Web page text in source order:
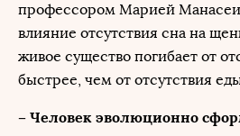
профессором Марией
влияние отсутствия сна на
живое существо погибает от
быстрее, чем от отсутствия
– Человек эволюционно